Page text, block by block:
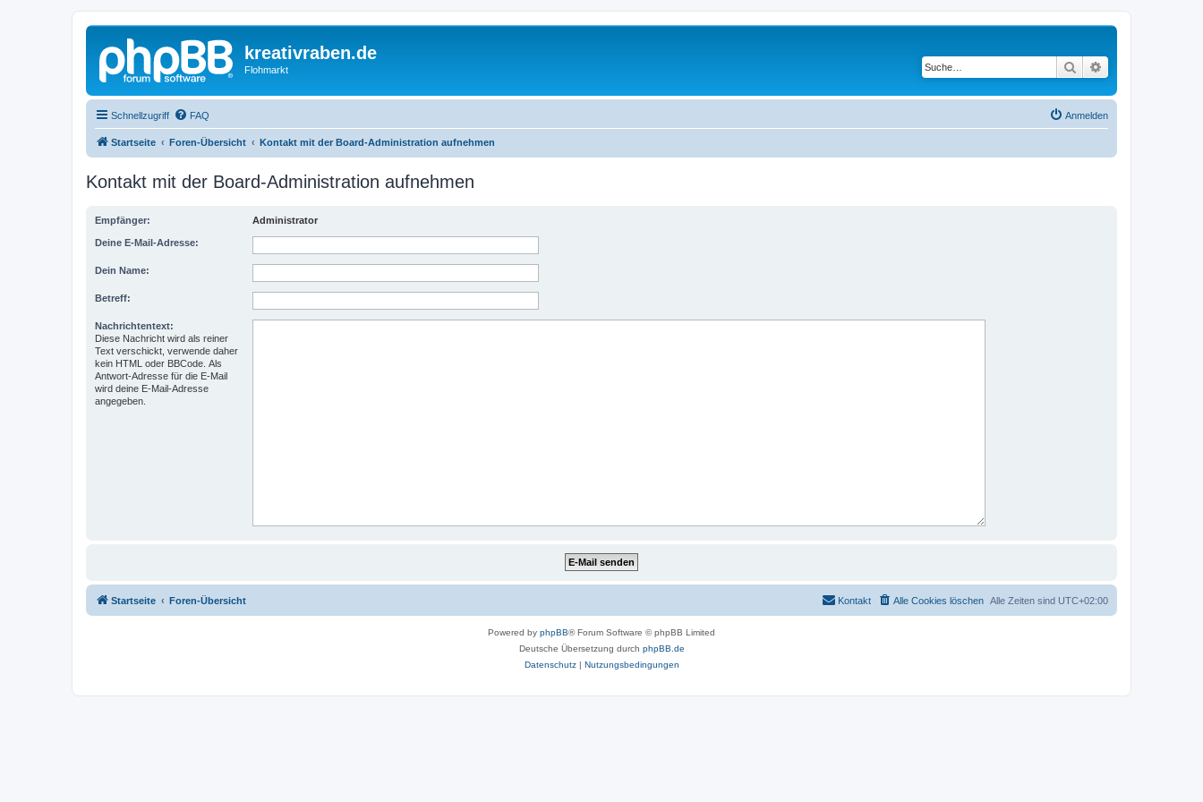
kreativraben.de
Flohmarkt Suche
Schnellzugriff FAQ Anmelden
Startseite Foren-Übersicht Kontakt mit der Board-Administration aufnehmen
Kontakt mit der Board-Administration aufnehmen
Empfänger: Administrator
Deine E-Mail-Adresse:
Dein Name:
Betreff:
Nachrichtentext:
Diese Nachricht wird als reiner
Text verschickt, verwende daher
kein HTML oder BBCode. Als
Antwort-Adresse für die E-Mail
wird deine E-Mail-Adresse
angegeben.
Startseite Foren-Übersicht Alle Zeiten sind UTC+02:00
Alle Cookies löschen
Kontakt
Powered by phpBB® Forum Software © phpBB Limited
Deutsche Übersetzung durch phpBB.de
Datenschutz| Nutzungsbedingungen